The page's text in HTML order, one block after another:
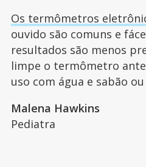
Os termômetros
ouvido são comuns e
resultados são menos
limpe o termômetro
uso com água e sabão
Malena Hawkins
Pediatra